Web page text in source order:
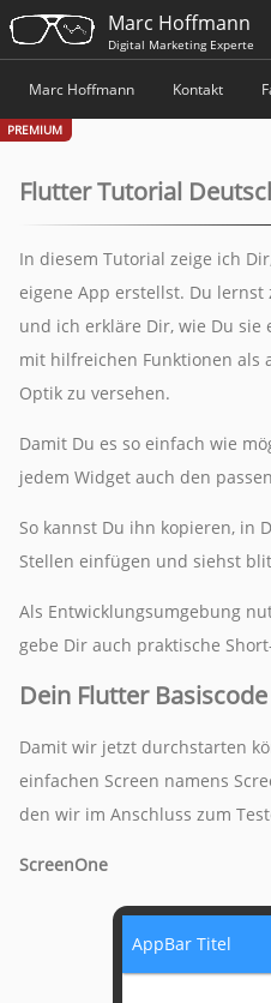
Marc Hoffmann
Digital Marketing Experte
Marc Hoffmann Kontakt
PREMIUM
Flutter Tutorial
In diesem Tutorial zeige ich
eigene App erstellst. Du
und ich erkläre Dir, wie Du sie
mit hilfreichen Funktionen als
Optik zu versehen.
Damit Du es so einfach wie
jedem Widget auch den
So kannst Du ihn kopieren, in
Stellen einfügen und siehst
Als Entwicklungsumgebung
gebe Dir auch praktische
Dein Flutter Basiscode
Damit wir jetzt durchstarten
einfachen Screen namens
den wir im Anschluss zum
ScreenOne
AppBar Titel